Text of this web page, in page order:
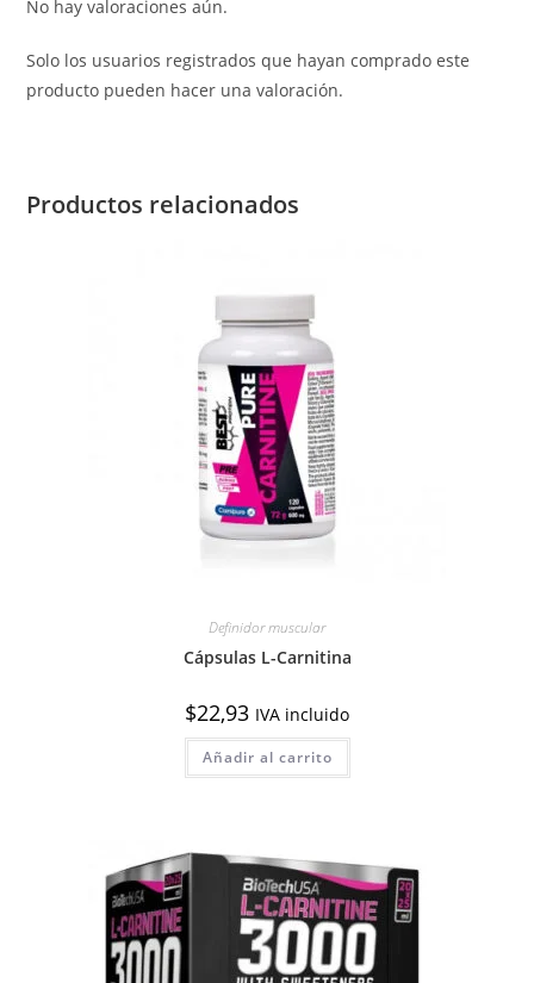
No hay valoraciones aún.
Solo los usuarios registrados que hayan comprado este
producto pueden hacer una valoración.
Productos relacionados
Definidor muscular
Cápsulas L-Carnitina
$22,93 IVA incluido
Añadir al carrito